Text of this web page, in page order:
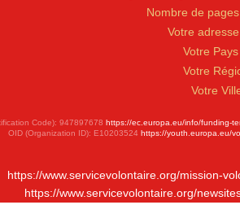
Nombre de
Votre
Votre Pays
Votre
Votre
Code): 947897678 https://ec.europa.eu/info/funding-
OID (Organization ID): E10203524https://youth.europa.eu/
https://www.servicevolontaire.org/mission-
https://www.servicevolontaire.org/